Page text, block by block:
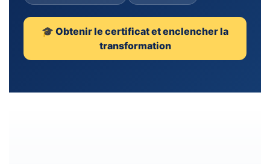
🎓 Obtenir le certificat et enclencher la
transformation